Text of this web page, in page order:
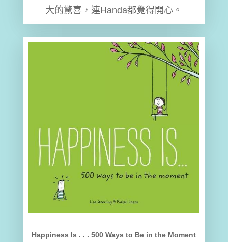
大的驚喜，連Handa都覺得開心。
Happiness Is . . . 500 Ways to Be in the Moment